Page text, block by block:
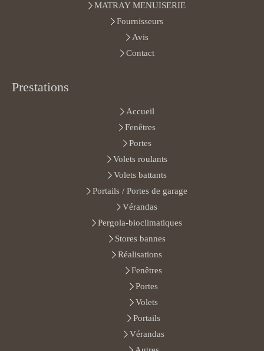
MATRAY MENUISERIE
Fournisseurs
Avis
Contact
Prestations
Accueil
Fenêtres
Portes
Volets roulants
Volets battants
Portails / Portes de garage
Vérandas
Pergola-bioclimatiques
Stores bannes
Réalisations
Fenêtres
Portes
Volets
Portails
Vérandas